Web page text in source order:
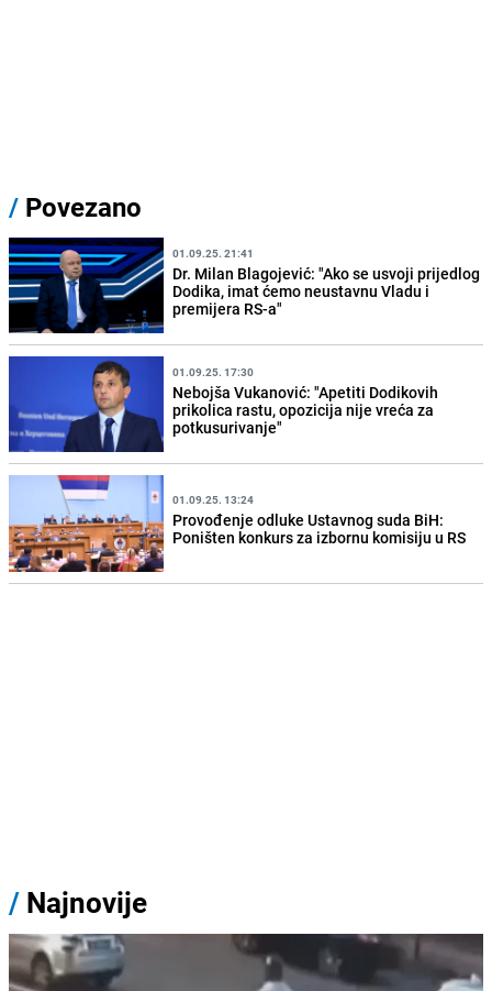
/ Povezano
01.09.25. 21:41
Dr. Milan Blagojević: "Ako se usvoji prijedlog
Dodika, imat ćemo neustavnu Vladu i
premijera RS-a"
01.09.25. 17:30
Nebojša Vukanović: "Apetiti Dodikovih
prikolica rastu, opozicija nije vreća za
potkusurivanje"
01.09.25. 13:24
Provođenje odluke Ustavnog suda BiH:
Poništen konkurs za izbornu komisiju u RS
/ Najnovije